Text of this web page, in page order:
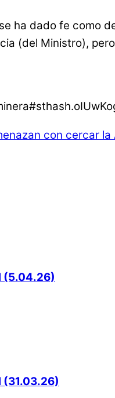
ha dado fe como
(del Ministro),
con cercar
(5.04.26)